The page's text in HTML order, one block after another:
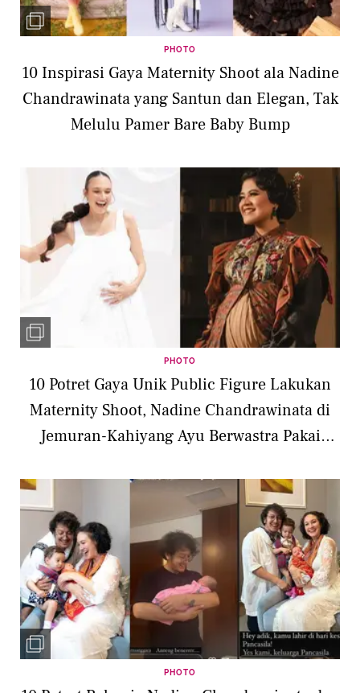
PHOTO
10 Inspirasi Gaya Maternity Shoot ala Nadine
Chandrawinata yang Santun dan Elegan, Tak
Melulu Pamer Bare Baby Bump
PHOTO
10 Potret Gaya Unik Public Figure Lakukan
Maternity Shoot, Nadine Chandrawinata di
Jemuran-Kahiyang Ayu Berwastra Pakai
PHOTO